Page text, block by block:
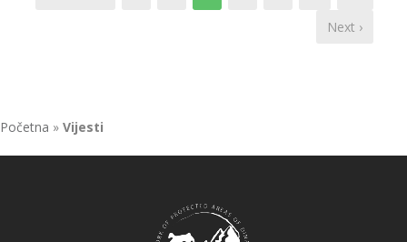
Next ›
Početna » Vijesti